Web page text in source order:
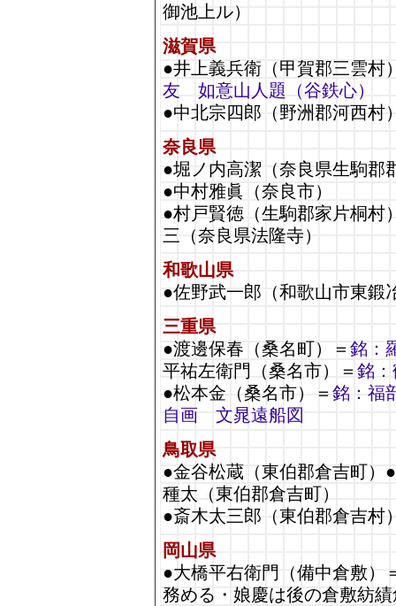
御池上ル）
滋賀県
●井上義兵衛（甲賀郡三雲
友 如意山人題（谷鉄心）
●中北宗四郎（野洲郡河西村
奈良県
●堀ノ内高潔（奈良県生駒郡
●中村雅眞（奈良市）
●村戸賢徳（生駒郡家片桐村
三（奈良県法隆寺）
和歌山県
●佐野武一郎（和歌山市東鍛
三重県
●渡邊保春（桑名町）＝銘：
平祐左衛門（桑名市）＝銘
●松本金（桑名市）＝銘：福
自画 文晁遠船図
鳥取県
●金谷松蔵（東伯郡倉吉町）
種太（東伯郡倉吉町）
●斎木太三郎（東伯郡倉吉村
岡山県
●大橋平右衛門（備中倉敷）
務める・娘慶は後の倉敷紡